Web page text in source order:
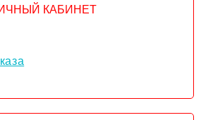
КАБИНЕТ